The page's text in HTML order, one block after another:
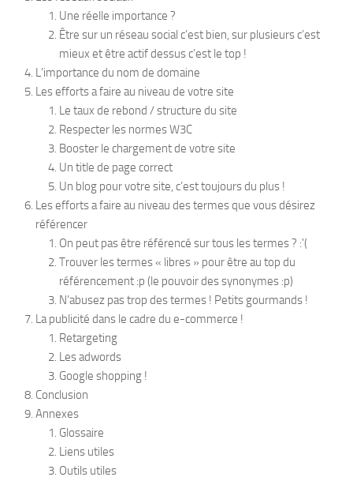
Une réelle importance ?
Être sur un réseau social c’est bien, sur plusieurs c’est
mieux et être actif dessus c’est le top !
L’importance du nom de domaine
Les efforts a faire au niveau de votre site
Le taux de rebond / structure du site
Respecter les normes W3C
Booster le chargement de votre site
Un title de page correct
Un blog pour votre site, c’est toujours du plus !
Les efforts a faire au niveau des termes que vous désirez
référencer
On peut pas être référencé sur tous les termes ? :'(
Trouver les termes « libres » pour être au top du
référencement :p (le pouvoir des synonymes :p)
N’abusez pas trop des termes ! Petits gourmands !
La publicité dans le cadre du e-commerce !
Retargeting
Les adwords
Google shopping !
Conclusion
Annexes
Glossaire
Liens utiles
Outils utiles